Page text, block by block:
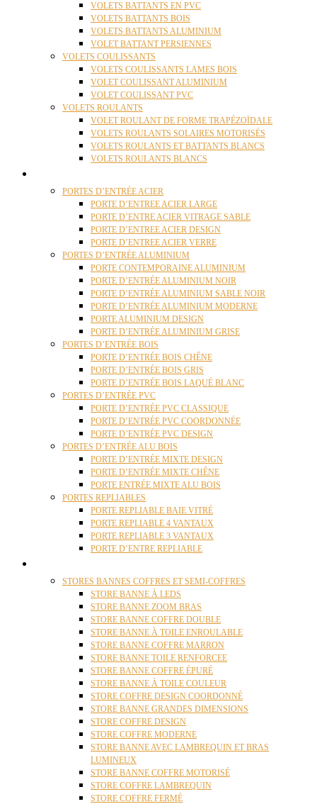
VOLETS BATTANTS EN PVC
VOLETS BATTANTS BOIS
VOLETS BATTANTS ALUMINIUM
VOLET BATTANT PERSIENNES
VOLETS COULISSANTS
VOLETS COULISSANTS LAMES BOIS
VOLET COULISSANT ALUMINIUM
VOLET COULISSANT PVC
VOLETS ROULANTS
VOLET ROULANT DE FORME TRAPÉZOÏDALE
VOLETS ROULANTS SOLAIRES MOTORISÉS
VOLETS ROULANTS ET BATTANTS BLANCS
VOLETS ROULANTS BLANCS
PORTES D’ENTRÉE ACIER
PORTE D’ENTREE ACIER LARGE
PORTE D’ENTRE ACIER VITRAGE SABLE
PORTE D’ENTREE ACIER DESIGN
PORTE D’ENTREE ACIER VERRE
PORTES D’ENTRÉE ALUMINIUM
PORTE CONTEMPORAINE ALUMINIUM
PORTE D’ENTRÉE ALUMINIUM NOIR
PORTE D’ENTRÉE ALUMINIUM SABLE NOIR
PORTE D’ENTRÉE ALUMINIUM MODERNE
PORTE ALUMINIUM DESIGN
PORTE D’ENTRÉE ALUMINIUM GRISE
PORTES D’ENTRÉE BOIS
PORTE D’ENTRÉE BOIS CHÊNE
PORTE D’ENTRÉE BOIS GRIS
PORTE D’ENTRÉE BOIS LAQUÉ BLANC
PORTES D’ENTRÉE PVC
PORTE D’ENTRÉE PVC CLASSIQUE
PORTE D’ENTRÉE PVC COORDONNÉE
PORTE D’ENTRÉE PVC DESIGN
PORTES D’ENTRÉE ALU BOIS
PORTE D’ENTRÉE MIXTE DESIGN
PORTE D’ENTRÉE MIXTE CHÊNE
PORTE ENTRÉE MIXTE ALU BOIS
PORTES REPLIABLES
PORTE REPLIABLE BAIE VITRÉ
PORTE REPLIABLE 4 VANTAUX
PORTE REPLIABLE 3 VANTAUX
PORTE D’ENTRE REPLIABLE
STORES BANNES COFFRES ET SEMI-COFFRES
STORE BANNE À LEDS
STORE BANNE ZOOM BRAS
STORE BANNE COFFRE DOUBLE
STORE BANNE À TOILE ENROULABLE
STORE BANNE COFFRE MARRON
STORE BANNE TOILE RENFORCEE
STORE BANNE COFFRE ÉPURÉ
STORE BANNE À TOILE COULEUR
STORE COFFRE DESIGN COORDONNÉ
STORE BANNE GRANDES DIMENSIONS
STORE COFFRE DESIGN
STORE COFFRE MODERNE
STORE BANNE AVEC LAMBREQUIN ET BRAS
LUMINEUX
STORE BANNE COFFRE MOTORISÉ
STORE COFFRE LAMBREQUIN
STORE COFFRE FERMÉ